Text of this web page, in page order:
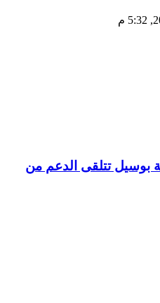
بوسيل تتلقى الدعم من